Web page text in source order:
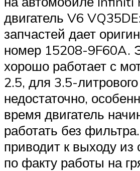
двигатель V6
запчастей дает
номер 15208-9F60A.
хорошо работает с
2.5, для 3.5-
недостаточно,
время двигатель
работать без
приводит к выходу из
по факту работы на